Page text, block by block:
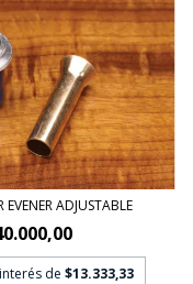
EVENER ADJUSTABLE
de$13.333,33